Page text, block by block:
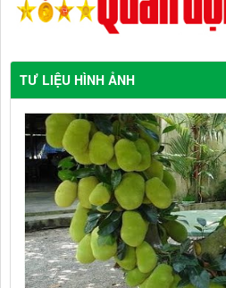
TƯ LIỆU HÌNH ẢNH